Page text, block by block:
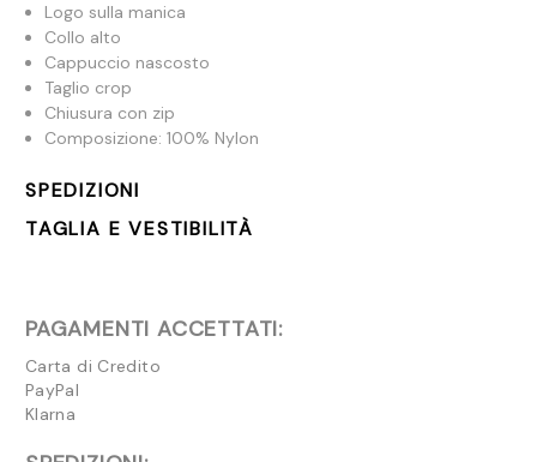
Logo sulla manica
Collo alto
Cappuccio nascosto
Taglio crop
Chiusura con zip
Composizione: 100% Nylon
SPEDIZIONI
TAGLIA E VESTIBILITÀ
PAGAMENTI ACCETTATI:
Carta di Credito
PayPal
Klarna